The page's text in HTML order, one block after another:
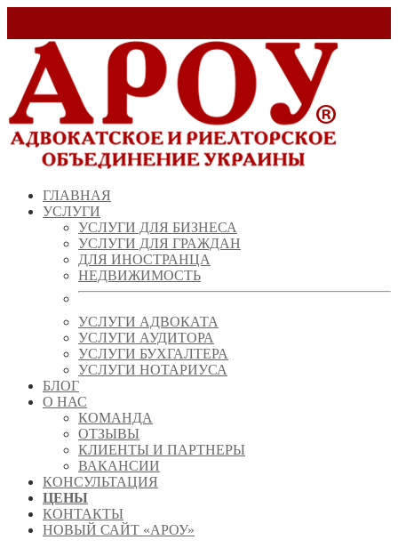
ГЛАВНАЯ
УСЛУГИ
УСЛУГИ ДЛЯ БИЗНЕСА
УСЛУГИ ДЛЯ ГРАЖДАН
ДЛЯ ИНОСТРАНЦА
НЕДВИЖИМОСТЬ
УСЛУГИ АДВОКАТА
УСЛУГИ АУДИТОРА
УСЛУГИ БУХГАЛТЕРА
УСЛУГИ НОТАРИУСА
БЛОГ
О НАС
КОМАНДА
ОТЗЫВЫ
КЛИЕНТЫ И ПАРТНЕРЫ
ВАКАНСИИ
КОНСУЛЬТАЦИЯ
ЦЕНЫ
КОНТАКТЫ
НОВЫЙ САЙТ «АРОУ»